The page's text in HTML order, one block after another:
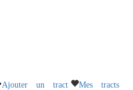
Ajouter un tract
Mes tracts